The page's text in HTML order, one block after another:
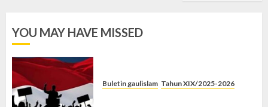
YOU MAY HAVE MISSED
Buletin gaulislam Tahun XIX/2025-2026